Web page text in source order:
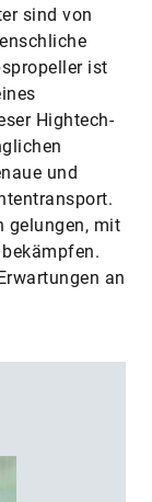
sind von
ist
Hightech-
und
gelungen, mit
an